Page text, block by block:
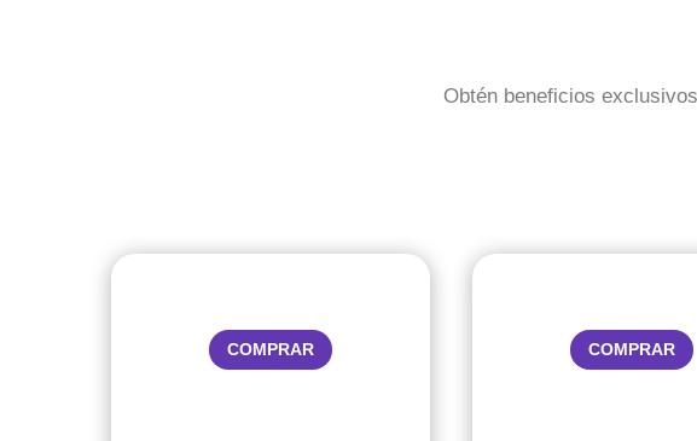
Obtén beneficios
COMPRAR COMPRAR